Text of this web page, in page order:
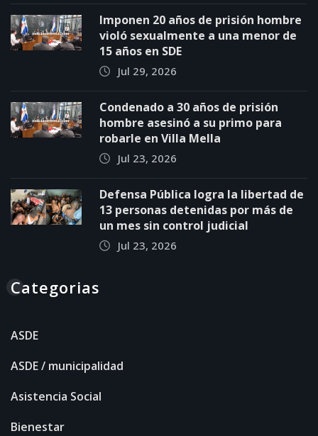
Imponen 20 años de prisión hombre
violó sexualmente a una menor de
15 años en SDE
Jul 29, 2026
Condenado a 30 años de prisión
hombre asesinó a su primo para
robarle en Villa Mella
Jul 23, 2026
Defensa Pública logra la libertad de
13 personas detenidas por más de
un mes sin control judicial
Jul 23, 2026
Categorias
ASDE
ASDE / municipalidad
Asistencia Social
Bienestar